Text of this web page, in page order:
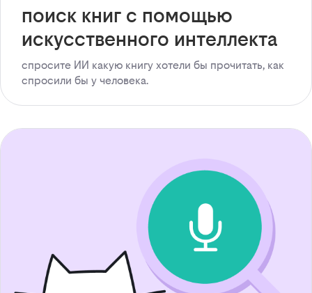
поиск книг с помощью
искусственного интеллекта
спросите ИИ какую книгу хотели бы прочитать, как
спросили бы у человека.